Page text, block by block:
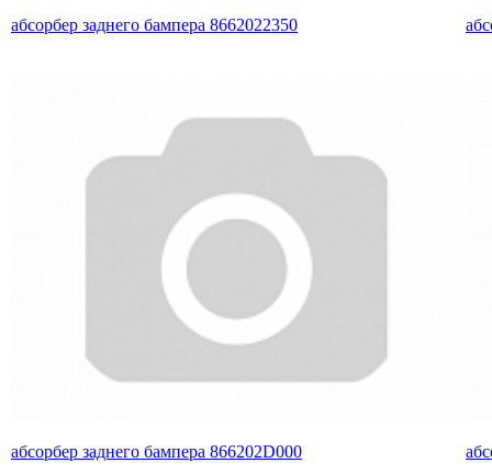
абсорбер заднего бампера 8662022350
абсорбер заднего бампера 866202D000